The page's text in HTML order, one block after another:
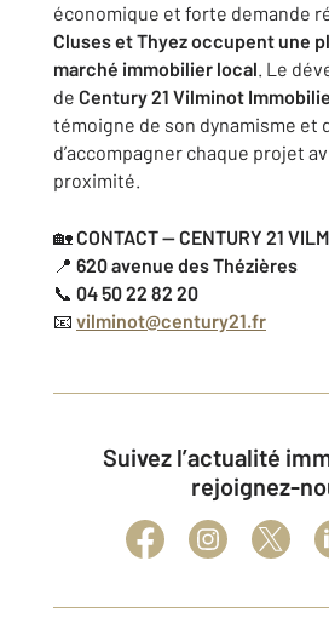
économique et forte demande
Cluses et Thyez occupent une
marché immobilier local. Le
de Century 21 Vilminot
témoigne de son dynamisme et
d’accompagner chaque projet
proximité.
🏡CONTACT — CENTURY 21
📍 620 avenue des Thézières
📞 04 50 22 82 20
📧 vilminot@century21.fr
Suivez l’actualité immobilière et
rejoignez-